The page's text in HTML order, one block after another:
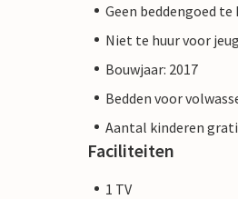
Geen beddengoed te
Niet te huur voor
Bouwjaar: 2017
Bedden voor
Aantal kinderen
Faciliteiten
1 TV